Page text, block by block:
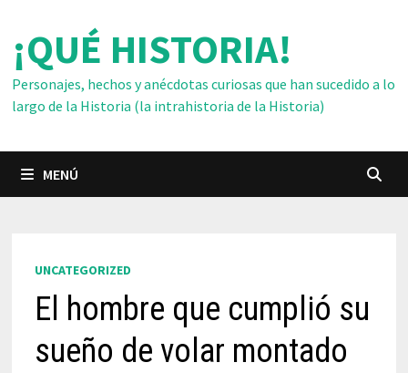
contenido
¡QUÉ HISTORIA!
Personajes, hechos y anécdotas curiosas que han sucedido a lo
largo de la Historia (la intrahistoria de la Historia)
MENÚ
UNCATEGORIZED
El hombre que cumplió su
sueño de volar montado